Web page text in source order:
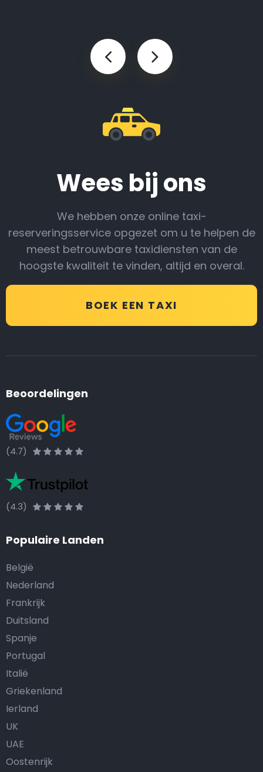
Wees bij ons
We hebben onze online taxi-
reserveringsservice opgezet om u te helpen de
meest betrouwbare taxidiensten van de
hoogste kwaliteit te vinden, altijd en overal.
BOEK EEN TAXI
Beoordelingen
(4.7)
(4.3)
Populaire Landen
België
Nederland
Frankrijk
Duitsland
Spanje
Portugal
Italië
Griekenland
Ierland
UK
UAE
Oostenrijk